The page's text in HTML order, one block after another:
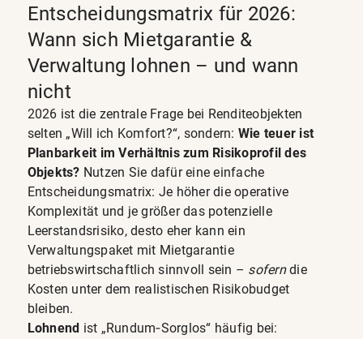
Entscheidungsmatrix für 2026:
Wann sich Mietgarantie &
Verwaltung lohnen – und wann
nicht
2026 ist die zentrale Frage bei Renditeobjekten
selten „Will ich Komfort?“, sondern: Wie teuer ist
Planbarkeit im Verhältnis zum Risikoprofil des
Objekts? Nutzen Sie dafür eine einfache
Entscheidungsmatrix: Je höher die operative
Komplexität und je größer das potenzielle
Leerstandsrisiko, desto eher kann ein
Verwaltungspaket mit Mietgarantie
betriebswirtschaftlich sinnvoll sein – soferndie
Kosten unter dem realistischen Risikobudget
bleiben.
Lohnend ist „Rundum‑Sorglos“ häufig bei: